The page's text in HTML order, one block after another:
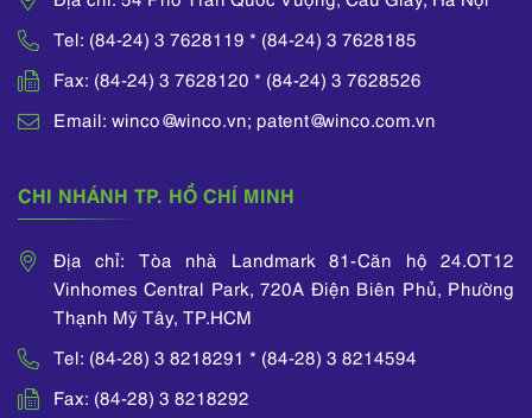
Humanities. Prior to
joining WINCO in
years as an engineer
in FPT Telecom and
and the National
Office of Intellectual
Tel: (84-24) 3 7628119 * (84-24) 3 7628185
Fax: (84-24) 3 7628120 * (84-24) 3 7628526
Email: winco@winco.vn; patent@winco.com.vn
CHI NHÁNH TP. HỒ CHÍ MINH
Địa chỉ: Tòa nhà Landmark 81-Căn hộ 24.OT12
Vinhomes Central Park, 720A Điện Biên Phủ, Phường
Thạnh Mỹ Tây, TP.HCM
Tel: (84-28) 3 8218291 * (84-28) 3 8214594
Fax: (84-28) 3 8218292